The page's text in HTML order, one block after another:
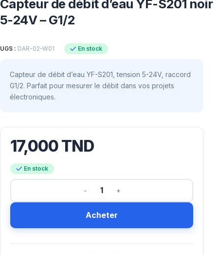
Capteur de débit d’eau YF-S201 noir
5-24V – G1/2
UGS : DAR-02-W01 En stock
Capteur de débit d’eau YF-S201, tension 5-24V, raccord
G1/2. Parfait pour mesurer le débit dans vos projets
électroniques.
17,000TND
En stock
Acheter